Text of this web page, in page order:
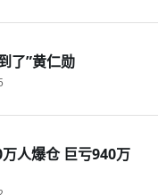
了”黄仁勋
人爆仓 巨亏940万